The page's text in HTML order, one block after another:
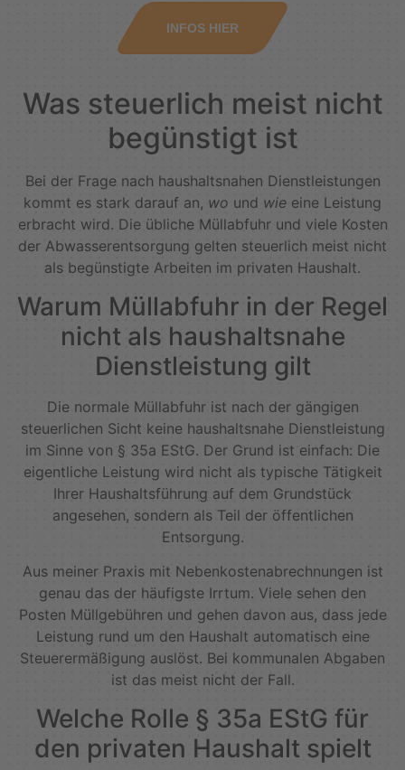
INFOS HIER
Was steuerlich meist nicht
begünstigt ist
Bei der Frage nach haushaltsnahen Dienstleistungen
kommt es stark darauf an, wo und wie eine Leistung
erbracht wird. Die übliche Müllabfuhr und viele Kosten
der Abwasserentsorgung gelten steuerlich meist nicht
als begünstigte Arbeiten im privaten Haushalt.
Warum Müllabfuhr in der Regel
nicht als haushaltsnahe
Dienstleistung gilt
Die normale Müllabfuhr ist nach der gängigen
steuerlichen Sicht keine haushaltsnahe Dienstleistung
im Sinne von § 35a EStG. Der Grund ist einfach: Die
eigentliche Leistung wird nicht als typische Tätigkeit
Ihrer Haushaltsführung auf dem Grundstück
angesehen, sondern als Teil der öffentlichen
Entsorgung.
Aus meiner Praxis mit Nebenkostenabrechnungen ist
genau das der häufigste Irrtum. Viele sehen den
Posten Müllgebühren und gehen davon aus, dass jede
Leistung rund um den Haushalt automatisch eine
Steuerermäßigung auslöst. Bei kommunalen Abgaben
ist das meist nicht der Fall.
Welche Rolle § 35a EStG für
den privaten Haushalt spielt